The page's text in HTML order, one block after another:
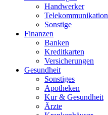
Handwerker
Telekommunikation
Sonstige
Finanzen
Banken
Kreditkarten
Versicherungen
Gesundheit
Sonstiges
Apotheken
Kur & Gesundheit
Ärzte